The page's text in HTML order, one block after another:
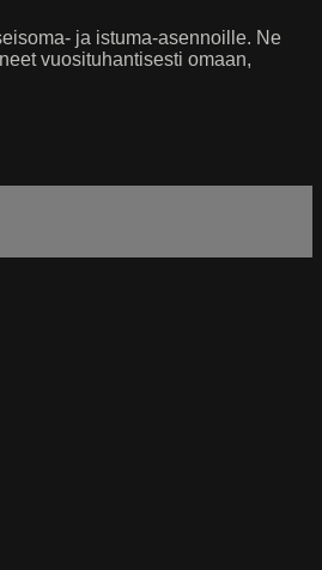
ja istuma-asennoille. Ne
vuosituhantisesti omaan,